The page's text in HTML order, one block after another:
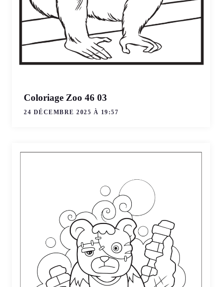
Coloriage Zoo 46 03
24 DÉCEMBRE 2025 À 19:57